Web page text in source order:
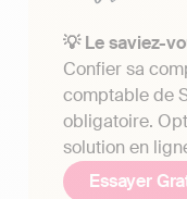
💡 Le saviez-
Confier sa
comptable de
obligatoire.
solution en
Essayer